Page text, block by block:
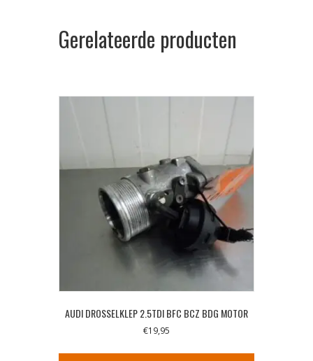
Gerelateerde producten
AUDI DROSSELKLEP 2.5TDI BFC BCZ BDG MOTOR
€19,95